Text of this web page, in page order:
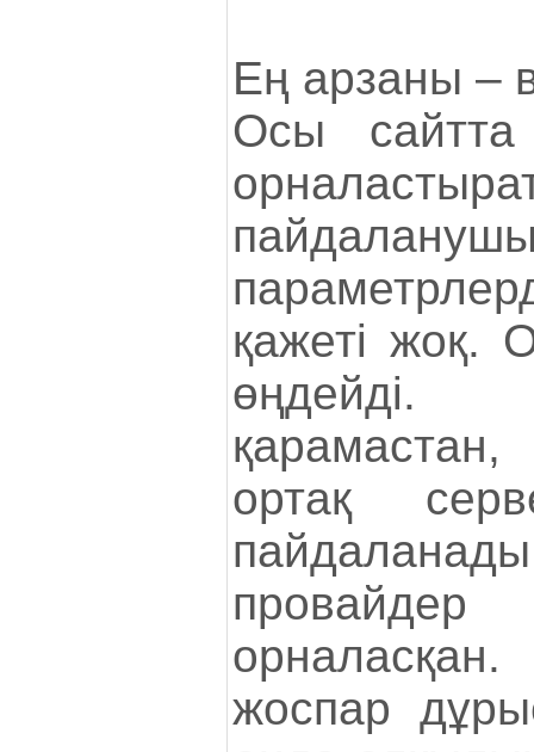
Ең арзаны –
Осы сайтта
қажеті жоқ.
өңдейді.
ортақ
жоспар